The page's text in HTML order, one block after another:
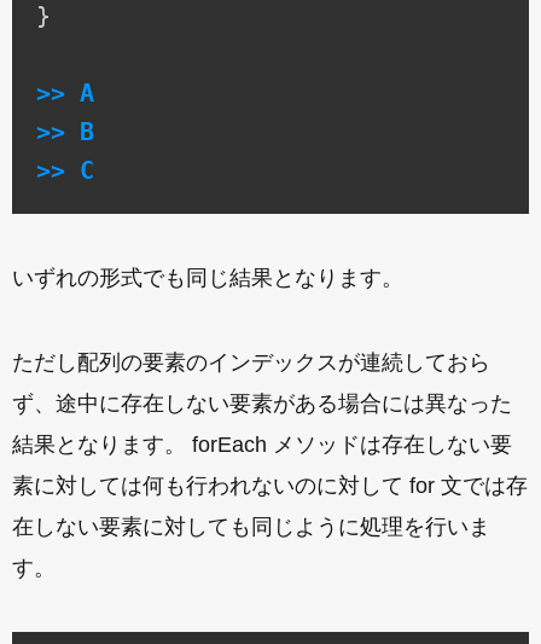
}
>> A
>> B
>> C
いずれの形式でも同じ結果となります。
ただし配列の要素のインデックスが連続しておら
ず、途中に存在しない要素がある場合には異なった
結果となります。 forEach メソッドは存在しない要
素に対しては何も行われないのに対して for 文では存
在しない要素に対しても同じように処理を行いま
す。